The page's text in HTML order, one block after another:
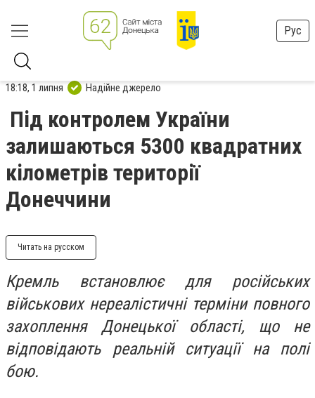
Рус
18:18, 1 липня Надійне джерело
Під контролем України
залишаються 5300 квадратних
кілометрів території
Донеччини
Читать на русском
Кремль встановлює для російських
військових нереалістичні терміни повного
захоплення Донецької області, що не
відповідають реальній ситуації на полі
бою.